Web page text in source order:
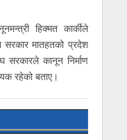
हिक्मत कार्कीले
सरकार मातहतको प्रदेश
कानून निर्माण
रहेको बताए।